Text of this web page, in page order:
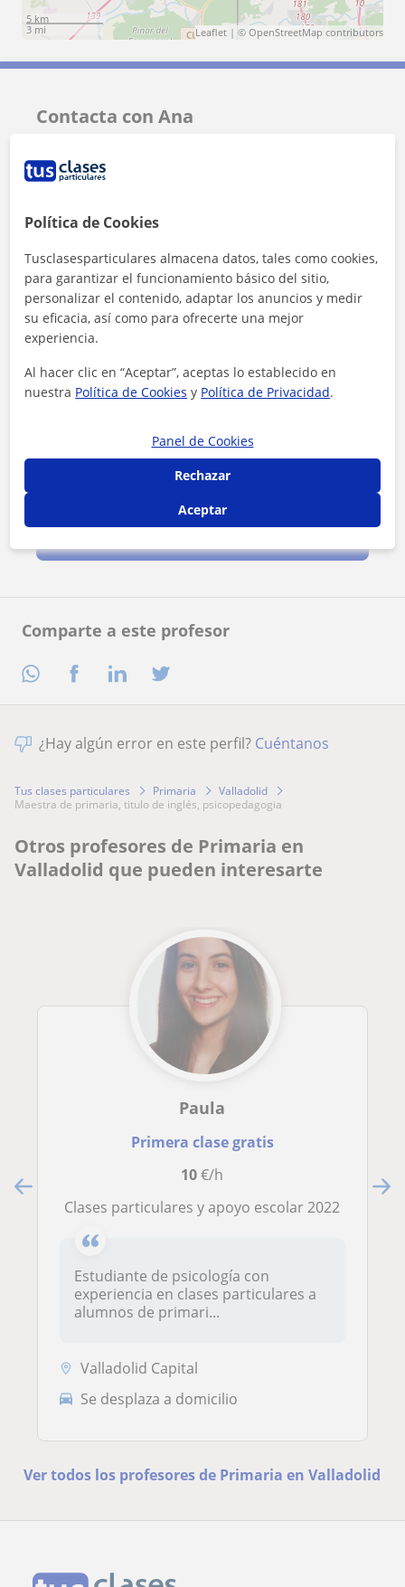
Comparte a este profesor
5 km
3 mi
Leaflet | © OpenStreetMap contributors
Contacta con Ana
Tarifa
Al hacer clic, aceptas nuestroaviso legal
¿Hay algún error en este perfil? Cuéntanos
Tus clases particulares Primaria
Valladolid
maestra de primaria, titulo de inglés, psicopedagogia
Otros profesores de Primaria en
Valladolid que pueden interesarte
Paula
Primera clase gratis
10€/h
Clases particulares y apoyo escolar 2022
Estudiante de psicología con
experiencia en clases particulares a
alumnos de primari...
Valladolid Capital
Se desplaza a domicilio
Ver todos los profesores de Primaria en Valladolid
Política de Cookies
Tusclasesparticulares almacena datos, tales como cookies,
para garantizar el funcionamiento básico del sitio,
personalizar el contenido, adaptar los anuncios y medir
su eficacia, así como para ofrecerte una mejor
experiencia.
Al hacer clic en “Aceptar”, aceptas lo establecido en
nuestra Política de Cookies y Política de Privacidad.
Panel de Cookies
Rechazar
Aceptar